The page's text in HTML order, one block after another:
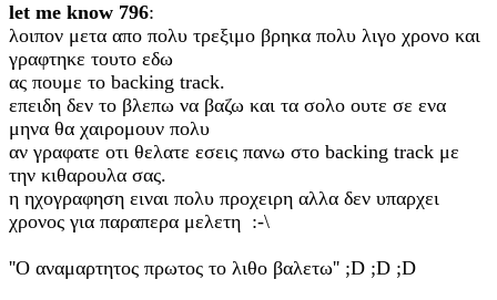
let me know 796:
λοιπον μετα απο πολυ τρεξιμο βρηκα πολυ λιγο χρονο και
γραφτηκε τουτο εδω
ας πουμε το backing track.
επειδη δεν το βλεπω να βαζω και τα σολο ουτε σε ενα
μηνα θα χαιρομουν πολυ
αν γραφατε οτι θελατε εσεις πανω στο backing track με
την κιθαρουλα σας.
η ηχογραφηση ειναι πολυ προχειρη αλλα δεν υπαρχει
χρονος για παραπερα μελετη :-\
''Ο αναμαρτητος πρωτος το λιθο βαλετω'' ;D ;D ;D